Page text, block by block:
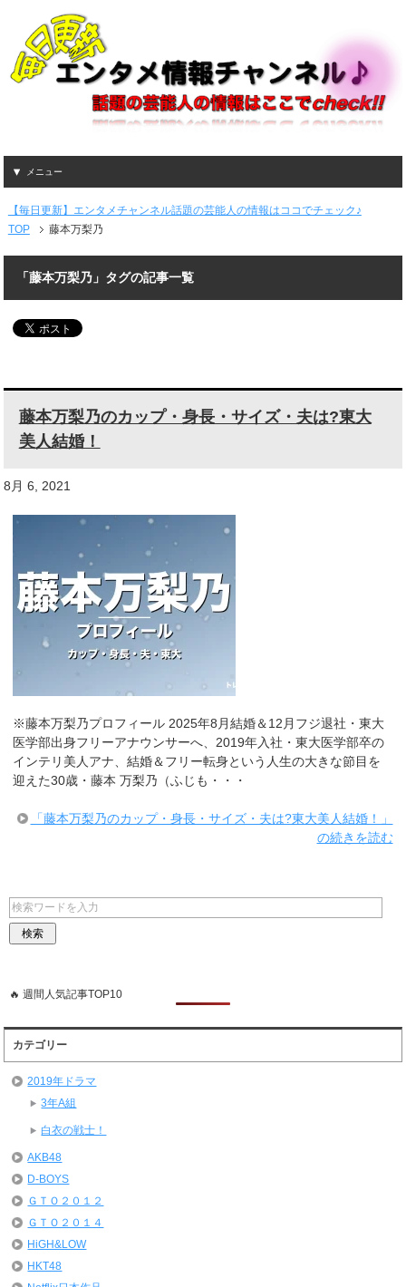
メニュー
【毎日更新】エンタメチャンネル話題の芸能人の情報はココでチェック♪
TOP
藤本万梨乃
「藤本万梨乃」タグの記事一覧
藤本万梨乃のカップ・身長・サイズ・夫は?東大
美人結婚！
8月 6, 2021
※藤本万梨乃プロフィール 2025年8月結婚＆12月フジ退社・東大
医学部出身フリーアナウンサーへ、2019年入社・東大医学部卒の
インテリ美人アナ、結婚＆フリー転身という人生の大きな節目を
迎えた30歳・藤本 万梨乃（ふじも・・・
「藤本万梨乃のカップ・身長・サイズ・夫は?東大美人結婚！」
の続きを読む
🔥 週間人気記事TOP10
カテゴリー
2019年ドラマ
3年A組
白衣の戦士！
AKB48
D-BOYS
ＧＴＯ２０１２
ＧＴＯ２０１４
HiGH&LOW
HKT48